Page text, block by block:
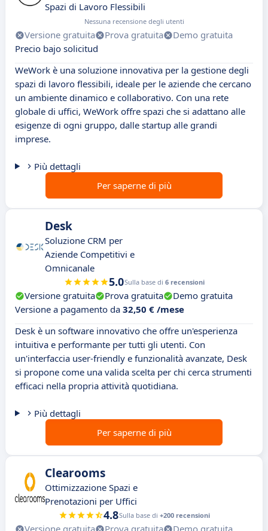
Spazi di Lavoro Flessibili
Nessuna recensione degli utenti
Versione gratuita Prova gratuita
Demo gratuita
Precio bajo solicitud
WeWork è una soluzione innovativa per la gestione degli
spazi di lavoro flessibili, ideale per le aziende che cercano
un ambiente dinamico e collaborativo. Con una rete
globale di uffici, WeWork offre spazi che si adattano alle
esigenze di ogni gruppo, dalle startup alle grandi
imprese.
Più dettagli
Per saperne di più
Desk
Soluzione CRM per
Aziende Competitivi e
Omnicanale
5.0Sulla base di 6 recensioni
Versione gratuita Prova gratuita
Demo gratuita
Versione a pagamento da 32,50 € /mese
Desk è un software innovativo che offre un'esperienza
intuitiva e performante per tutti gli utenti. Con
un'interfaccia user-friendly e funzionalità avanzate, Desk
si propone come una valida scelta per chi cerca strumenti
efficaci nella propria attività quotidiana.
Più dettagli
Per saperne di più
Clearooms
Ottimizzazione Spazi e
Prenotazioni per Uffici
4.8Sulla base di +200 recensioni